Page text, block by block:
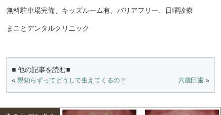
無料駐車場完備、キッズルーム有、バリアフリー、日曜診療
まことデンタルクリニック
■ 他の記事を読む■
«親知らずってどうして生えてくるの？ 六歳臼歯»